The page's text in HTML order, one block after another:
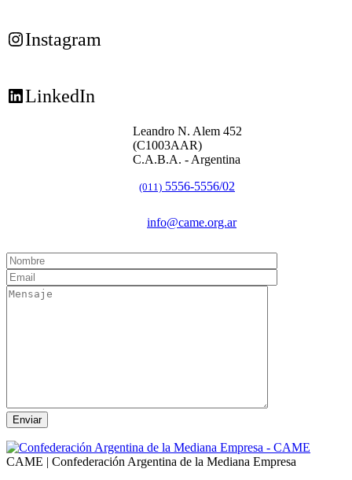
Instagram
LinkedIn
Leandro N. Alem 452
(C1003AAR)
C.A.B.A. - Argentina
(011) 5556-5556/02
info@came.org.ar
CAME | Confederación Argentina de la Mediana Empresa